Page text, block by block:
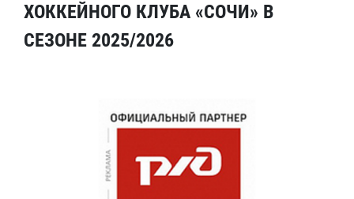
ХОККЕЙНОГО КЛУБА «СОЧИ» В
СЕЗОНЕ 2025/2026